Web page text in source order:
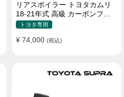
リアスポイラー トヨタカムリ
18-21年式 高級 カーボンファ
イバー
トヨタ専用
¥ 74,000 (税込)